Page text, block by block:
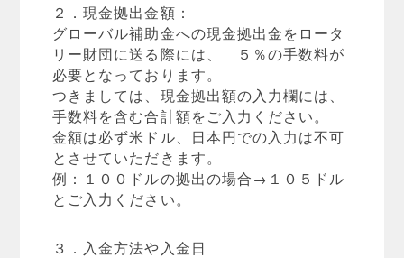
２．現金拠出金額：
グローバル補助金への現金拠出金をロータ
リー財団に送る際には、 ５％の手数料が
必要となっております。
つきましては、現金拠出額の入力欄には、
手数料を含む合計額をご入力ください。
金額は必ず米ドル、日本円での入力は不可
とさせていただきます。
例：１００ドルの拠出の場合→１０５ドル
とご入力ください。
３．入金方法や入金日